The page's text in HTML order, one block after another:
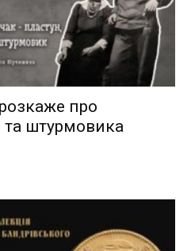
про
та штурмовика